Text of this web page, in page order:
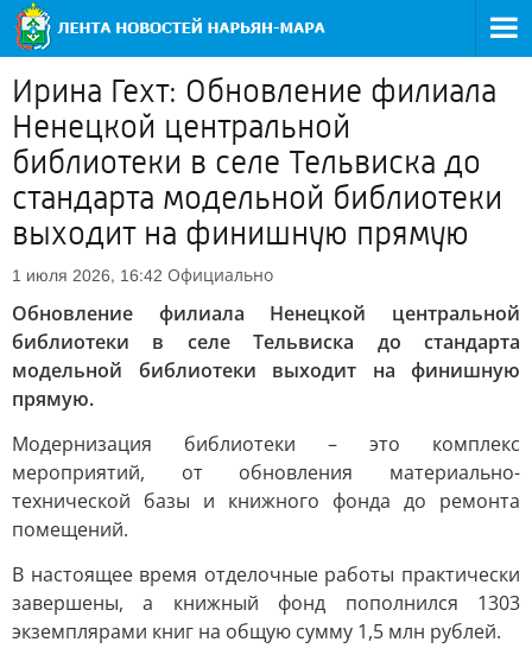
Ирина Гехт: Обновление филиала
Ненецкой центральной
библиотеки в селе Тельвиска до
стандарта модельной библиотеки
выходит на финишную прямую
1 июля 2026, 16:42 Официально
Обновление филиала Ненецкой центральной
библиотеки в селе Тельвиска до стандарта
модельной библиотеки выходит на финишную
прямую.
Модернизация библиотеки – это комплекс
мероприятий, от обновления материально-
технической базы и книжного фонда до ремонта
помещений.
В настоящее время отделочные работы практически
завершены, а книжный фонд пополнился 1303
экземплярами книг на общую сумму 1,5 млн рублей.